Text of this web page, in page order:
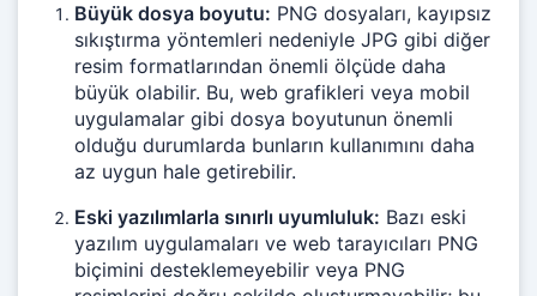
Büyük dosya boyutu: PNG dosyaları, kayıpsız
sıkıştırma yöntemleri nedeniyle JPG gibi diğer
resim formatlarından önemli ölçüde daha
büyük olabilir. Bu, web grafikleri veya mobil
uygulamalar gibi dosya boyutunun önemli
olduğu durumlarda bunların kullanımını daha
az uygun hale getirebilir.
Eski yazılımlarla sınırlı uyumluluk: Bazı eski
yazılım uygulamaları ve web tarayıcıları PNG
biçimini desteklemeyebilir veya PNG